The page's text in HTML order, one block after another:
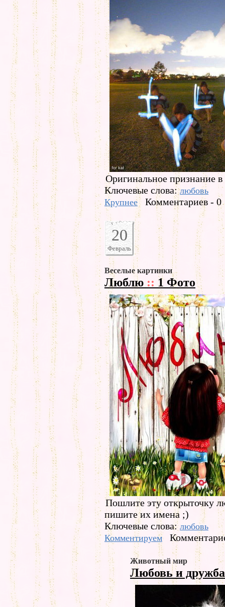
Оригинальное признание
Ключевые слова:любовь
Крупнее
Комментариев - 0
20
Февраль
Веселые картинки
Люблю :: 1 Фото
Пошлите эту открыточку
пишите их имена ;)
Ключевые слова:любовь
Комментируем
Животный мир
Любовь и